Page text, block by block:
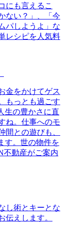
にも言えるこ
ない？」、「今
パしようよ」な
レシピを人気料
金をかけてゲス
もっとも過ごす
生の豊かさに直
ね。仕事へのモ
間との遊びも、
す。世の物件を
不動産がご案内
し術とキーとな
伝えします。